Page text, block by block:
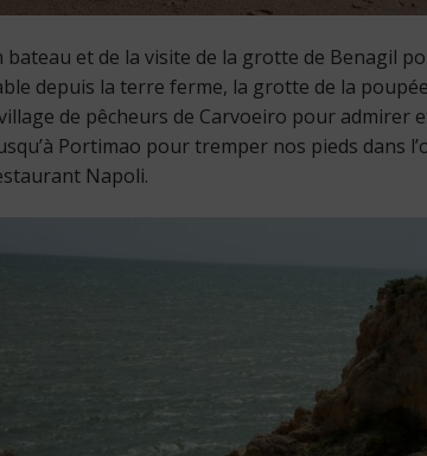
et de la visite de la grotte de Benagil
depuis la terre ferme, la grotte de la
de pêcheurs de Carvoeiro pour admirer
Portimao pour tremper nos pieds dans
Napoli.